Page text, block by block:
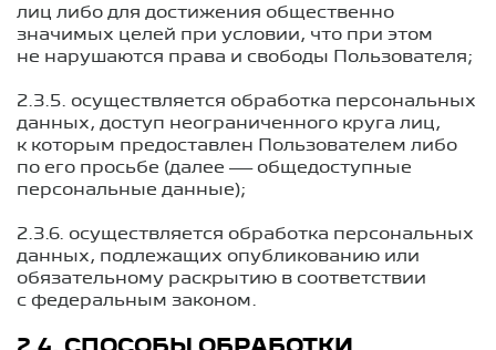
лиц либо для достижения общественно
значимых целей при условии, что при этом
не нарушаются права и свободы Пользователя;
2.3.5. осуществляется обработка персональных
данных, доступ неограниченного круга лиц,
к которым предоставлен Пользователем либо
по его просьбе (далее — общедоступные
персональные данные);
2.3.6. осуществляется обработка персональных
данных, подлежащих опубликованию или
обязательному раскрытию в соответствии
с федеральным законом.